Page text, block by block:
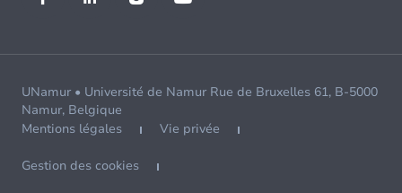
UNamur • Université de Namur Rue de Bruxelles 61, B-5000
Namur, Belgique
Mentions légales
Vie privée
Gestion des cookies